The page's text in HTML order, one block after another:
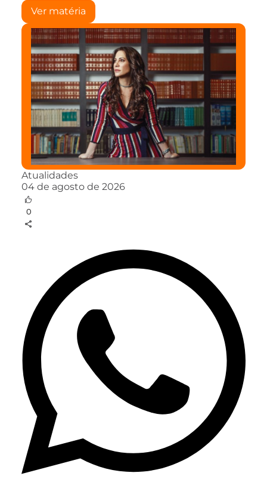
Ver matéria
Atualidades
04 de agosto de 2026
0